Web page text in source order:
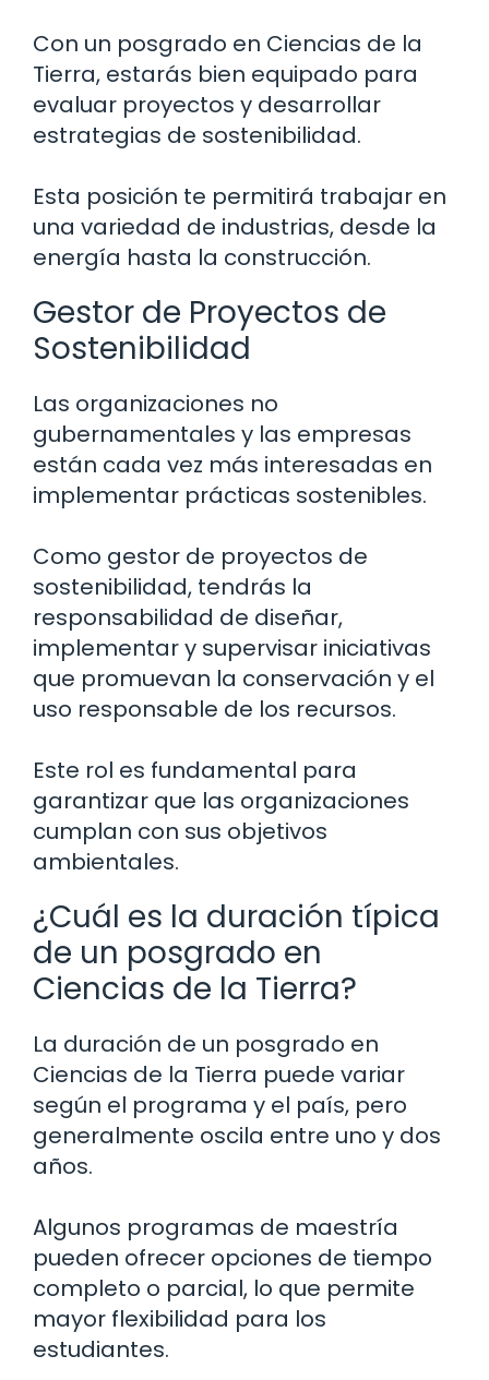
Con un posgrado en Ciencias de la
Tierra, estarás bien equipado para
evaluar proyectos y desarrollar
estrategias de sostenibilidad.
Esta posición te permitirá trabajar en
una variedad de industrias, desde la
energía hasta la construcción.
Gestor de Proyectos de
Sostenibilidad
Las organizaciones no
gubernamentales y las empresas
están cada vez más interesadas en
implementar prácticas sostenibles.
Como gestor de proyectos de
sostenibilidad, tendrás la
responsabilidad de diseñar,
implementar y supervisar iniciativas
que promuevan la conservación y el
uso responsable de los recursos.
Este rol es fundamental para
garantizar que las organizaciones
cumplan con sus objetivos
ambientales.
¿Cuál es la duración típica
de un posgrado en
Ciencias de la Tierra?
La duración de un posgrado en
Ciencias de la Tierra puede variar
según el programa y el país, pero
generalmente oscila entre uno y dos
años.
Algunos programas de maestría
pueden ofrecer opciones de tiempo
completo o parcial, lo que permite
mayor flexibilidad para los
estudiantes.